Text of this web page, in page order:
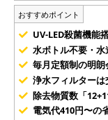
おすすめポイント
UV-LED殺菌機能
水ボトル不要・
毎月定額制の明朗
浄水フィルターは
除去物質数「
電気代410円〜の